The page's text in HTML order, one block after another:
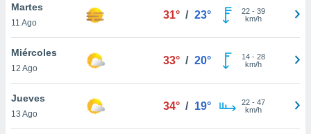
Martes
11 Ago
31° / 23° 22- 39
km/h
Miércoles
12 Ago
33° / 20° 14- 28
km/h
Jueves
13 Ago
34° / 19° 22- 47
km/h